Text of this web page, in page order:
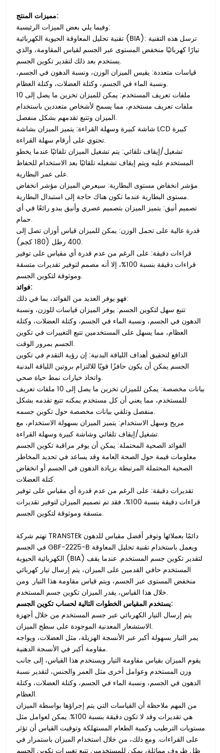
مميزات المنتج:
وفيما يلي بعض الميزات الرئيسية:
تقنية تحليل المعاوقة الحيوية الكهربائية (BIA): ترسل هذه التقنية
تيارًا كهربائيًا منخفض المستوى عبر الجسم لقياس المقاومة، والذي
يستخدم بعد ذلك لتقدير تكوين الجسم.
قياسات متعددة: يقيس الميزان الوزن، ونسبة الدهون في الجسم،
ونسبة الماء في الجسم، وكتلة العضلات، وكتلة العظام.
ملفات تعريف المستخدم: يمكن للميزان تخزين ما يصل إلى 10
ملفات تعريف مستخدم، مما يسمح لأشخاص متعددين باستخدام
الميزان وتتبع تقدمهم بشكل منفصل.
شاشة كبيرة وسهلة القراءة: يتميز الميزان بشاشة LCD كبيرة
تحتوي على أرقام سهلة القراءة.
تشغيل/إيقاف تلقائي: يتم تشغيل الميزان تلقائيًا عندما يخطو
المستخدم عليه ويتم إيقاف تشغيله تلقائيًا بعد الاستخدام للحفاظ
على عمر البطارية.
مؤشر انخفاض مستوى البطارية: سيعرض الميزان مؤشر انخفاض
مستوى البطارية عندما تكون هناك حاجة إلى استبدال البطارية.
تصميم أنيق: يتميز الميزان بتصميم عصري وأنيق يبدو رائعًا في أي
حمام.
قدرة عالية على تحمل الوزن: يمكن للميزان قياس أوزان تصل إلى
400 رطل (180 كجم).
قراءات دقيقة: على الرغم من عدم قدرة أي مقياس على توفير
قراءات دقيقة بنسبة 100%، إلا أنه مصمم لتوفير تقديرات متسقة
وموثوقة لتكوين الجسم.
فوائد:
فهو يوفر العديد من الفوائد، بما في ذلك:
تتبع سهل لتكوين الجسم: يوفر الميزان قياسات للوزن، ونسبة
الدهون في الجسم، ونسبة الماء في الجسم، وكتلة العضلات، وكتلة
العظام، مما يسهل على المستخدمين تتبع التغييرات في تكوين
الجسم بمرور الوقت.
الدافع لتحقيق أهداف اللياقة البدنية: إن رؤية التقدم في تكوين
الجسم يمكن أن يكون حافزًا قويًا للالتزام بروتين اللياقة البدنية
واتخاذ خيارات نمط حياة صحي.
بيانات مخصصة: يمكن للميزان تخزين ما يصل إلى 10 ملفات تعريف
للمستخدم، مما يعني أن كل مستخدم يمكنه تتبع تقدمه بشكل
منفصل وتلقي بيانات مخصصة حول تكوين جسمه.
مريح وسهل الاستخدام: يتميز الميزان بسهولة الاستخدام، مع
تشغيل/إيقاف تلقائي وشاشة كبيرة وسهلة القراءة.
الفوائد الصحية المحتملة: يمكن أن يوفر مراقبة تكوين الجسم
معلومات قيمة حول الصحة العامة وقد يساعد في تحديد المخاطر
الصحية المحتملة المرتبطة بزيادة الدهون في الجسم أو انخفاض
كتلة العضلات.
تقديرات دقيقة: على الرغم من عدم قدرة أي مقياس على توفير
قراءات دقيقة بنسبة 100%، فقد تم تصميم الميزان لتوفير تقديرات
متسقة وموثوقة لتكوين الجسم.
تهتم شركة TRANSTEk دائمًا بعملائها وتوفر أفضل مقياس للدهون
في الجسم GBF-2225-B ويعمل باستخدام تقنية تحليل المعاوقة
الكهربائية الحيوية (BIA) لتقدير تكوين جسم المستخدم. عندما يقف
المستخدم حافي القدمين على الميزان، يتم إرسال تيار كهربائي
منخفض المستوى عبر الجسم، ويتم قياس مقاومة هذا التيار. ومن
خلال هذا القياس، يقدر الميزان تكوين جسم المستخدم.
يستخدم المقياس الخطوات التالية لحساب تكوين الجسم:
يتم إرسال التيار الكهربائي عبر جسم المستخدم من خلال أجهزة
الاستشعار المعدنية الموجودة على سطح الميزان.
يمر التيار بسهولة أكبر عبر الأنسجة الهزيلة، مثل العضلات، ويواجه
مقاومة أكبر في الأنسجة الدهنية.
يقوم الميزان بقياس مقاومة التيار ويستخدم هذا القياس، إلى جانب
وزن المستخدم وعوامل أخرى مثل العمر والجنس، لتقدير نسبة
الدهون في الجسم، ونسبة الماء في الجسم، وكتلة العضلات، وكتلة
العظام.
من المهم ملاحظة أن القياسات التي يتم إجراؤها بواسطة الميزان
هي تقديرات وقد لا تكون دقيقة بنسبة 100%. يمكن لعوامل مثل
مستويات الترطيب وكمية الطعام المستهلكة وتوقيت القياس أن تؤثر
على القراءات. ومع ذلك، من خلال استخدام الميزان باستمرار في